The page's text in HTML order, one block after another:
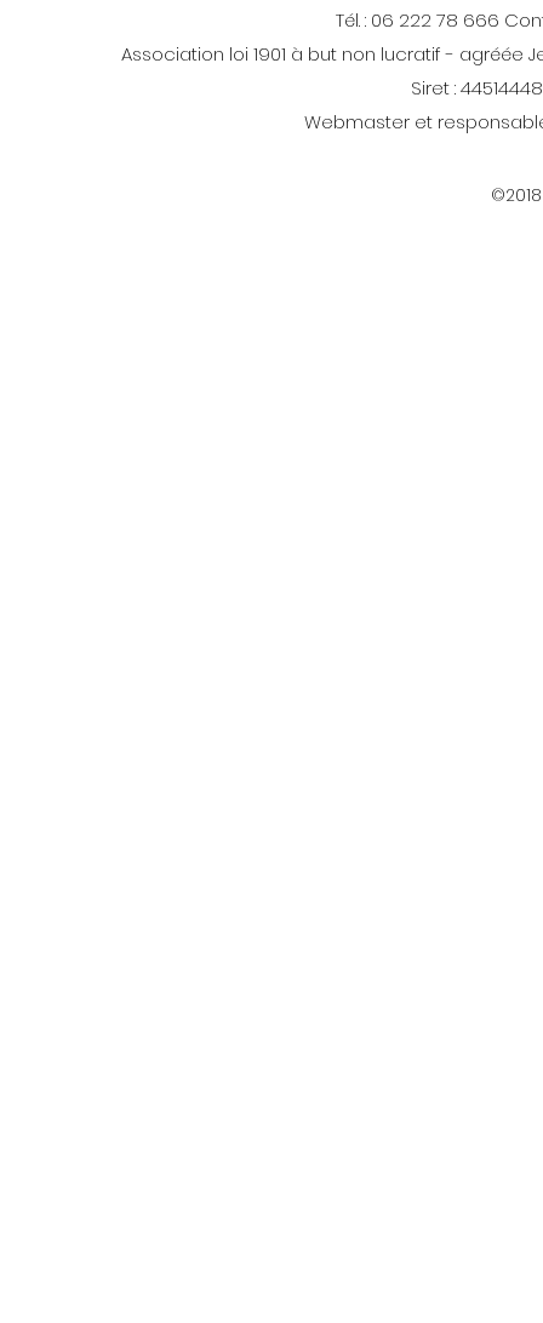
Tél. : 06 222 78 666
Association loi 1901 à but non lucratif - agréée
Siret :
Webmaster et